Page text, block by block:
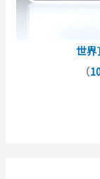
世界
（